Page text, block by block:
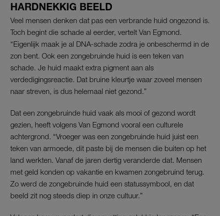
HARDNEKKIG BEELD
Veel mensen denken dat pas een verbrande huid ongezond is.
Toch begint die schade al eerder, vertelt Van Egmond.
“Eigenlijk maak je al DNA-schade zodra je onbeschermd in de
zon bent. Ook een zongebruinde huid is een teken van
schade. Je huid maakt extra pigment aan als
verdedigingsreactie. Dat bruine kleurtje waar zoveel mensen
naar streven, is dus helemaal niet gezond.”
Dat een zongebruinde huid vaak als mooi of gezond wordt
gezien, heeft volgens Van Egmond vooral een culturele
achtergrond. “Vroeger was een zongebruinde huid juist een
teken van armoede, dit paste bij de mensen die buiten op het
land werkten. Vanaf de jaren dertig veranderde dat. Mensen
met geld konden op vakantie en kwamen zongebruind terug.
Zo werd de zongebruinde huid een statussymbool, en dat
beeld zit nog steeds diep in onze cultuur.”